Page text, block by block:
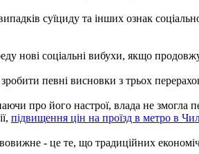
суїциду та інших ознак
нові соціальні вибухи, якщо
певні висновки з трьох
про його настрої, влада не
підвищення цін на проїзд в метро в
- це те, що традиційних